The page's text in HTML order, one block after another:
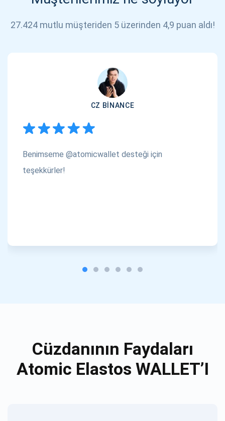
27.424 mutlu müşteriden 5 üzerinden 4,9 puan aldı!
CZ BINANCE
Benimseme @atomicwallet desteği için
teşekkürler!
Cüzdanının Faydaları
Atomic Elastos WALLET’I